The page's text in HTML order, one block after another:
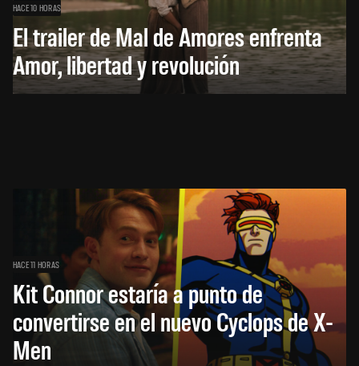
HACE 10 HORAS
El trailer de Mal de Amores enfrenta
Amor, libertad y revolución
HACE 11 HORAS
Kit Connor estaría a punto de
convertirse en el nuevo Cyclops de X-
Men